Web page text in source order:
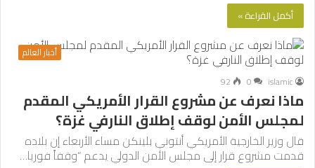
أكمل القراءة »
أخبار العالم
islamic
0
92
ماذا نعرف عن مشروع القرار الأمريكي المقدم
لمجلس الأمن لوقف إطلاق النارفي غزة؟
قال وزير الخارجية الأمريكي أنتوني بلينكن مساء الأربعاء إن بلاده
قدمت مشروع قرار إلى مجلس الأمن الدولي يدعم “وقفاً فوريا…